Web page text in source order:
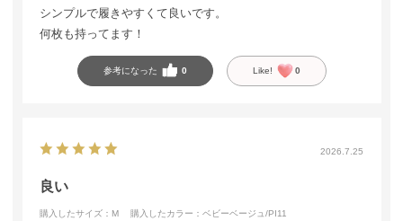
シンプルで履きやすくて良いです。
何枚も持ってます！
参考になった 0 Like! 0
2026.7.25
良い
購入したサイズ：M 購入したカラー：ベビーベージュ/PI11